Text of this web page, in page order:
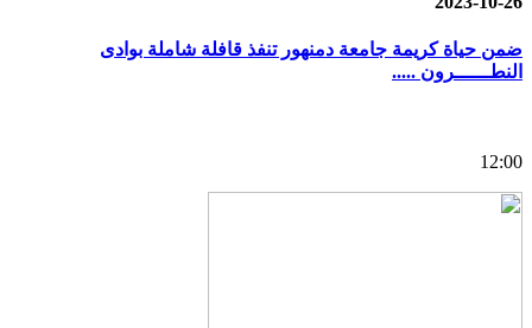
ضمن حياة كريمة جامعة دمنهور تنفذ قافلة شاملة بوادى
النطــــــرون .....
12:00